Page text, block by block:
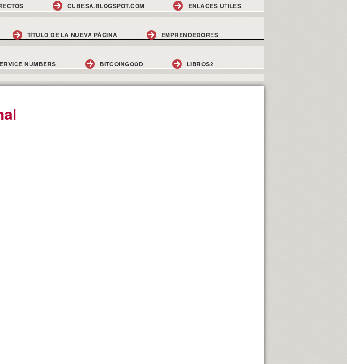
CUBESA.BLOGSPOT.COM ENLACES UTILES
TÍTULO DE LA NUEVA PÁGINA EMPRENDEDORES
NUMBERS BITCOINGOOD LIBROS2